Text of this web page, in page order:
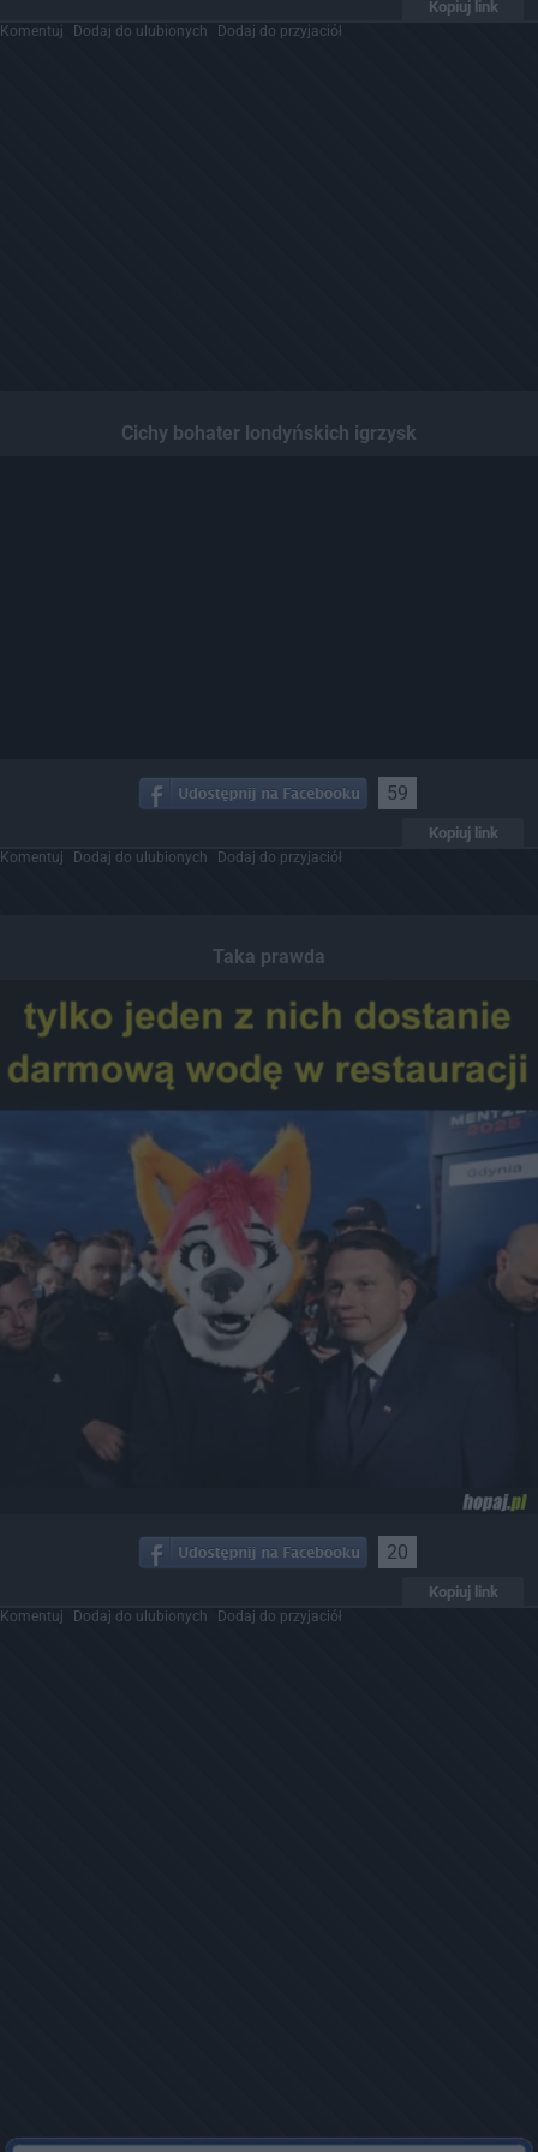
Kopiuj link
Komentuj Dodaj do ulubionych Dodaj do przyjaciół
Cichy bohater londyńskich igrzysk
59
Kopiuj link
Komentuj Dodaj do ulubionych Dodaj do przyjaciół
Taka prawda
20
Kopiuj link
Komentuj Dodaj do ulubionych Dodaj do przyjaciół